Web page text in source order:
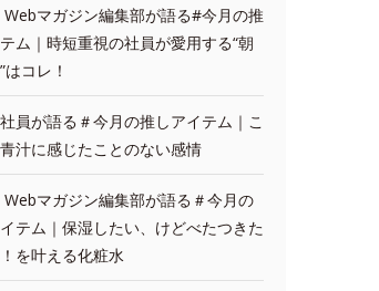
Webマガジン編集部が語る#今月の推
ム｜時短重視の社員が愛用する“朝
コレ！
員が語る＃今月の推しアイテム｜こ
汁に感じたことのない感情
Webマガジン編集部が語る＃今月の
テム｜保湿したい、けどべたつきた
を叶える化粧水